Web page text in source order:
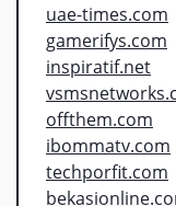
uae-times.com
gamerifys.com
inspiratif.net
offthem.com
ibommatv.com
techporfit.com